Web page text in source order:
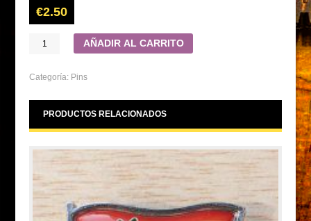
€2.50
AÑADIR AL CARRITO
Categoría: Pins
PRODUCTOS RELACIONADOS